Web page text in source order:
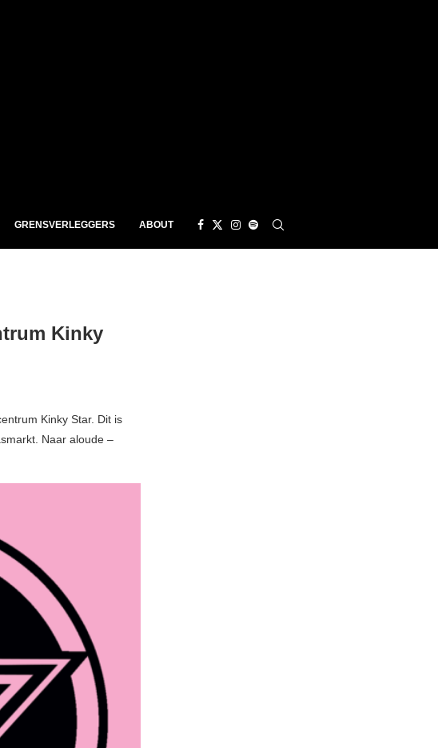
GRENSVERLEGGERS ABOUT
Kinky
Kinky Star. Dit is
Naar aloude –